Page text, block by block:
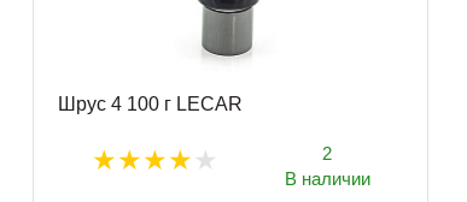
Шрус 4 100 г LECAR
2
В наличии